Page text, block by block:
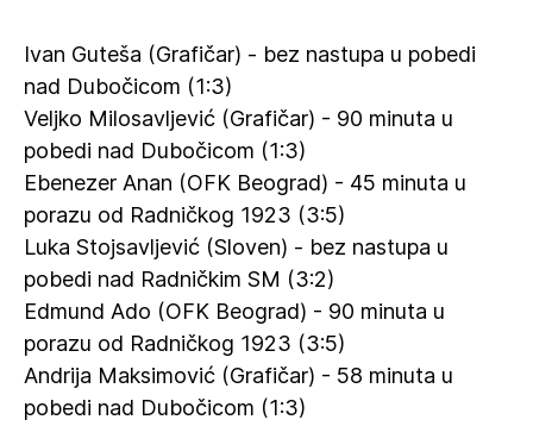
Ivan Guteša (Grafičar) - bez nastupa u pobedi
nad Dubočicom (1:3)
Veljko Milosavljević (Grafičar) - 90 minuta u
pobedi nad Dubočicom (1:3)
Ebenezer Anan (OFK Beograd) - 45 minuta u
porazu od Radničkog 1923 (3:5)
Luka Stojsavljević (Sloven) - bez nastupa u
pobedi nad Radničkim SM (3:2)
Edmund Ado (OFK Beograd) - 90 minuta u
porazu od Radničkog 1923 (3:5)
Andrija Maksimović (Grafičar) - 58 minuta u
pobedi nad Dubočicom (1:3)